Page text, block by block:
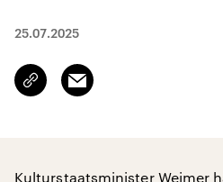
25.07.2025
Link
kopieren/teilen
Email
Kulturstaatsminister Weimer